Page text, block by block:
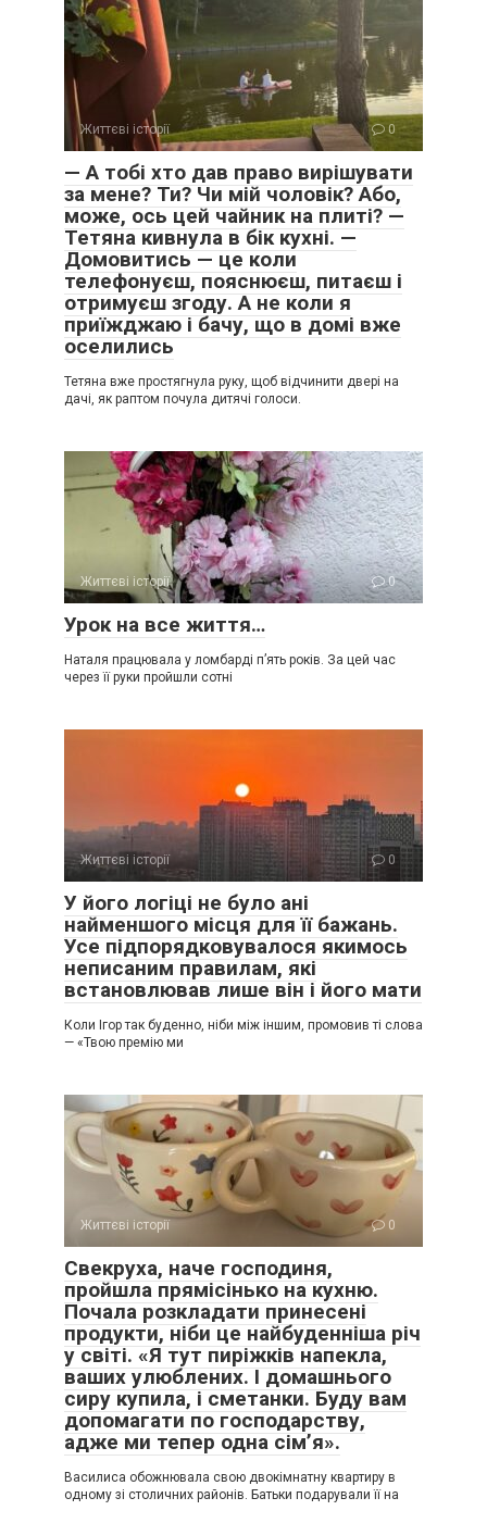
Життєві історії 0
— А тобі хто дав право вирішувати
за мене? Ти? Чи мій чоловік? Або,
може, ось цей чайник на плиті? —
Тетяна кивнула в бік кухні. —
Домовитись — це коли
телефонуєш, пояснюєш, питаєш і
отримуєш згоду. А не коли я
приїжджаю і бачу, що в домі вже
оселились
Тетяна вже простягнула руку, щоб відчинити двері на
дачі, як раптом почула дитячі голоси.
Життєві історії 0
Урок на все життя…
Наталя працювала у ломбарді п’ять років. За цей час
через її руки пройшли сотні
Життєві історії 0
У його логіці не було ані
найменшого місця для її бажань.
Усе підпорядковувалося якимось
неписаним правилам, які
встановлював лише він і його мати
Коли Ігор так буденно, ніби між іншим, промовив ті слова
— «Твою премію ми
Життєві історії 0
Свекруха, наче господиня,
пройшла прямісінько на кухню.
Почала розкладати принесені
продукти, ніби це найбуденніша річ
у світі. «Я тут пиріжків напекла,
ваших улюблених. І домашнього
сиру купила, і сметанки. Буду вам
допомагати по господарству,
адже ми тепер одна сім’я».
Василиса обожнювала свою двокімнатну квартиру в
одному зі столичних районів. Батьки подарували її на